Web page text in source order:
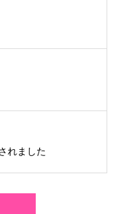
れました